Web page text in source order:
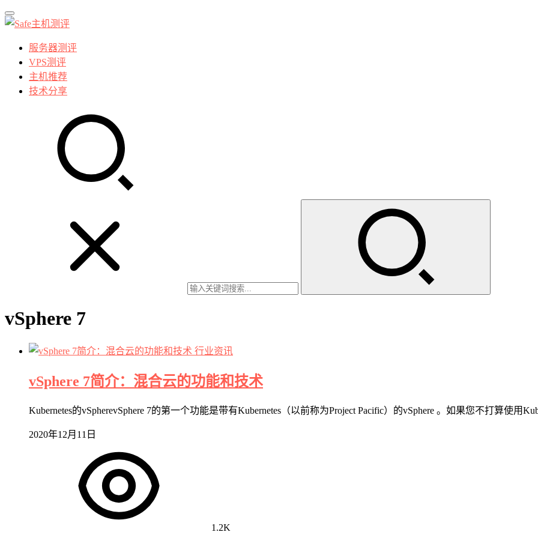
服务器测评
VPS测评
主机推荐
技术分享
vSphere 7
行业资讯
vSphere 7简介：混合云的功能和技术
Kubernetes的vSpherevSphere 7的第一个功能是带有Kubernetes（以前称为Project Pacific）的vSphere 。如果您不打算使用
2020年12月11日
1.2K